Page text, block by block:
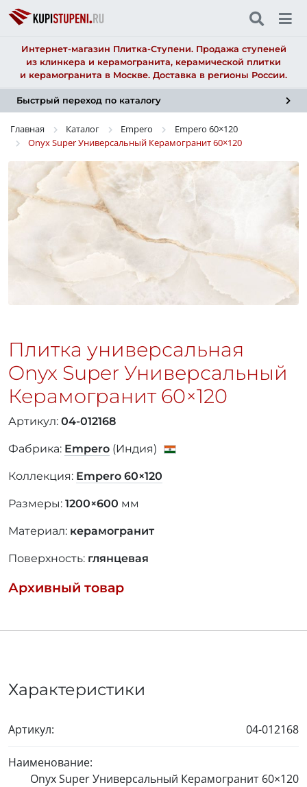
Интернет-магазин Плитка-Ступени. Продажа ступеней
из клинкера и керамогранита, керамической плитки
и керамогранита в Москве. Доставка в регионы России.
Быстрый переход по каталогу
Главная Каталог Empero Empero 60×120
Onyx Super Универсальный Керамогранит60×120
Плитка универсальная
Onyx Super Универсальный
Керамогранит 60×120
Артикул: 04-012168
Фабрика: Empero (Индия)
Коллекция: Empero 60×120
Размеры: 1200×600 мм
Материал: керамогранит
Поверхность: глянцевая
Архивный товар
Характеристики
Артикул: 04-012168
Наименование:
Onyx Super Универсальный Керамогранит 60×120